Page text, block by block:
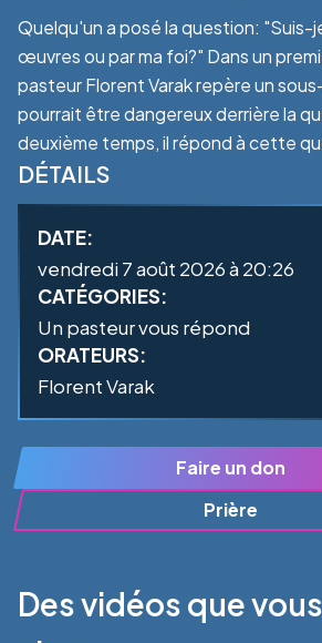
Quelqu'un a posé la question: "Suis-
œuvres ou par ma foi?" Dans un
pasteur Florent Varak repère un
pourrait être dangereux derrière la
deuxième temps, il répond à cette
DÉTAILS
DATE:
vendredi 7 août 2026 à 20:26
CATÉGORIES:
Un pasteur vous répond
ORATEURS:
Florent Varak
Faire un don
Prière
Des vidéos que